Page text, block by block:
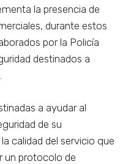
la presencia de
durante estos
por la Policía
destinados a
a ayudar al
de su
calidad del servicio que
un protocolo de